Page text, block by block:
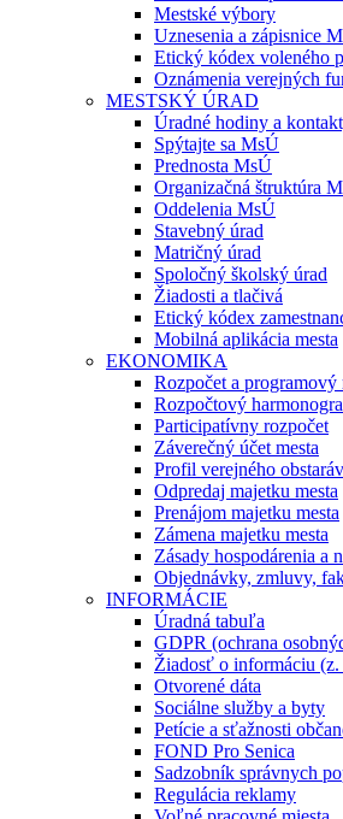
Mestské výbory
Uznesenia a zápisnice
Etický kódex voleného
Oznámenia verejných
MESTSKÝ ÚRAD
Úradné hodiny a
Spýtajte sa MsÚ
Prednosta MsÚ
Organizačná štruktúra
Oddelenia MsÚ
Stavebný úrad
Matričný úrad
Spoločný školský úrad
Žiadosti a tlačivá
Etický kódex
Mobilná aplikácia mesta
EKONOMIKA
Rozpočet a programový
Rozpočtový
Participatívny rozpočet
Záverečný účet mesta
Profil verejného
Odpredaj majetku mesta
Prenájom majetku mesta
Zámena majetku mesta
Zásady hospodárenia a
Objednávky, zmluvy,
INFORMÁCIE
Úradná tabuľa
GDPR (ochrana
Žiadosť o informáciu (z.
Otvorené dáta
Sociálne služby a byty
Petície a sťažnosti
FOND Pro Senica
Sadzobník správnych
Regulácia reklamy